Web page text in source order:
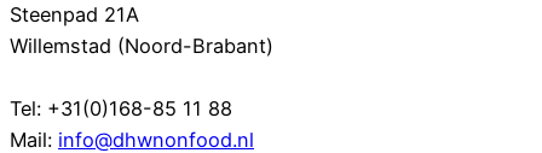
Steenpad 21A
Willemstad (Noord-Brabant)
Tel: +31(0)168-85 11 88
Mail: info@dhwnonfood.nl